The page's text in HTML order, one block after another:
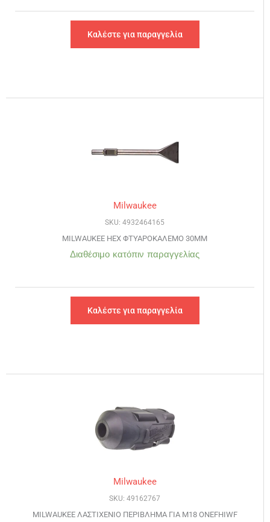
Καλέστε για παραγγελία
Milwaukee
SKU: 4932464165
MILWAUKEE HEX ΦΤΥΑΡΟΚΑΛΕΜΟ 30MM
Διαθέσιμο κατόπιν παραγγελίας
Καλέστε για παραγγελία
Milwaukee
SKU: 49162767
MILWAUKEE ΛΑΣΤΙΧΕΝΙΟ ΠΕΡΙΒΛΗΜΑ ΓΙΑ M18 ONEFHIWF